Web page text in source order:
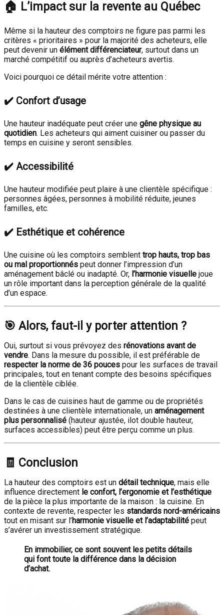
🏠 L’impact sur la revente au Québec
Même si la hauteur des comptoirs ne figure pas parmi les
critères « prioritaires » pour la majorité des acheteurs, elle
peut devenir un élément différenciateur, surtout dans un
marché compétitif ou auprès d’acheteurs avertis.
Voici pourquoi ce détail mérite votre attention :
✔️ Confort d’usage
Une hauteur inadéquate peut créer une gêne physique au
quotidien. Les acheteurs qui aiment cuisiner ou passer du
temps en cuisine y seront sensibles.
✔️ Accessibilité
Une hauteur modifiée peut plaire à une clientèle spécifique :
personnes âgées, personnes à mobilité réduite, jeunes
familles, etc.
✔️ Esthétique et cohérence
Une cuisine où les comptoirs semblent trop hauts, trop bas
ou mal proportionnés peut donner l’impression d’un
aménagement bâclé ou inadapté. Or, l’harmonie visuelle joue
un rôle important dans la perception générale de la qualité
d’un espace.
🎯 Alors, faut-il y porter attention ?
Oui, surtout si vous prévoyez des rénovations avant de
vendre. Dans la mesure du possible, il est préférable de
respecter la norme de 36 pouces pour les surfaces de travail
principales, tout en tenant compte des besoins spécifiques
de la clientèle ciblée.
Dans le cas de cuisines haut de gamme ou de propriétés
destinées à une clientèle internationale, un aménagement
plus personnalisé (hauteur ajustée, ilot double hauteur,
surfaces accessibles) peut être perçu comme un plus.
🧾 Conclusion
La hauteur des comptoirs est un détail technique, mais elle
influence directement le confort, l’ergonomie et l’esthétique
de la pièce la plus importante de la maison : la cuisine. En
contexte de revente, respecter les standards nord-américains
tout en misant sur l’harmonie visuelle et l’adaptabilité peut
s’avérer un investissement stratégique.
En immobilier, ce sont souvent les petits détails
qui font toute la différence dans la décision
d’achat.